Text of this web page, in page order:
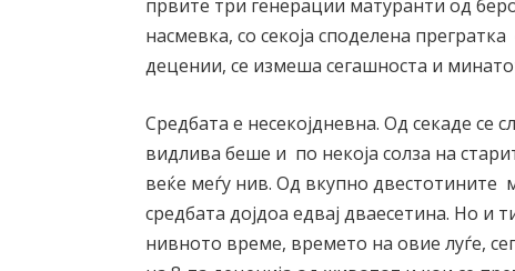
првите три генерации матуранти од
насмевка, со секоја споделена
децении, се измеша сегашноста и
Средбата е несекојдневна. Од секаде се
видлива беше и по некоја солза на
веќе меѓу нив. Од вкупно двестотините
средбата дојдоа едвај дваесетина. Но и
нивното време, времето на овие луѓе,